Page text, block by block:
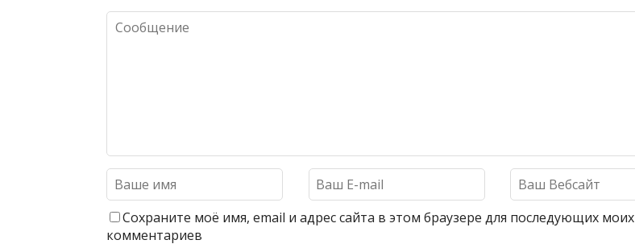
Сохраните моё имя, email и адрес сайта в этом браузере для последующих моих
комментариев